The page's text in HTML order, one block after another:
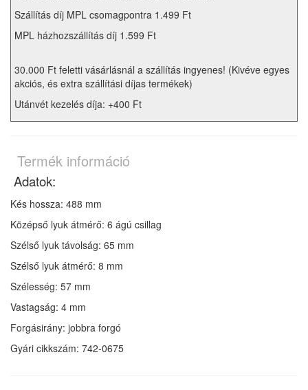
Szállítás díj MPL csomagpontra 1.499 Ft
MPL házhozszállítás díj 1.599 Ft
30.000 Ft feletti vásárlásnál a szállítás ingyenes! (Kivéve egyes
akciós, és extra szállítási díjas termékek)
Utánvét kezelés díja: +400 Ft
Termék információ
Adatok:
Kés hossza: 488 mm
Középső lyuk átmérő: 6 ágú csillag
Szélső lyuk távolság: 65 mm
Szélső lyuk átmérő: 8 mm
Szélesség: 57 mm
Vastagság: 4 mm
Forgásirány: jobbra forgó
Gyári cikkszám: 742-0675